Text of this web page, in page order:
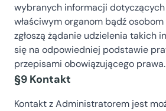
wybranych informacji dotyczących
właściwym organom bądź
zgłoszą żądanie udzielenia takich
się na odpowiedniej podstawie
przepisami obowiązującego prawa.
§9 Kontakt
Kontakt z Administratorem jest